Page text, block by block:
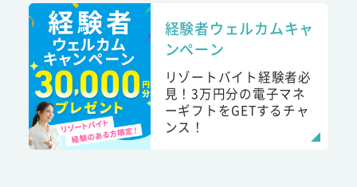
経験者ウェルカムキャ
ンペーン
リゾートバイト経験者必
見！3万円分の電子マネ
ーギフトをGETするチャ
ンス！